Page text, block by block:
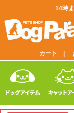
14時
カート |